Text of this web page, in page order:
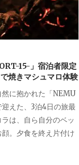
15-」宿泊者限定
焼きマシュマロ体験
に抱かれた「NEMU
えた、3泊4日の旅最
は、自ら自分のベッ
。夕食を終え片付け